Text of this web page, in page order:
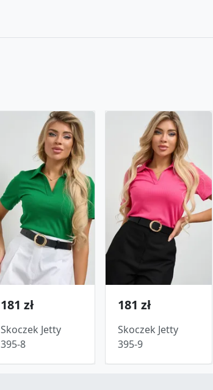
181 zł
Skoczek Jetty
395-8
181 zł
Skoczek Jetty
395-9